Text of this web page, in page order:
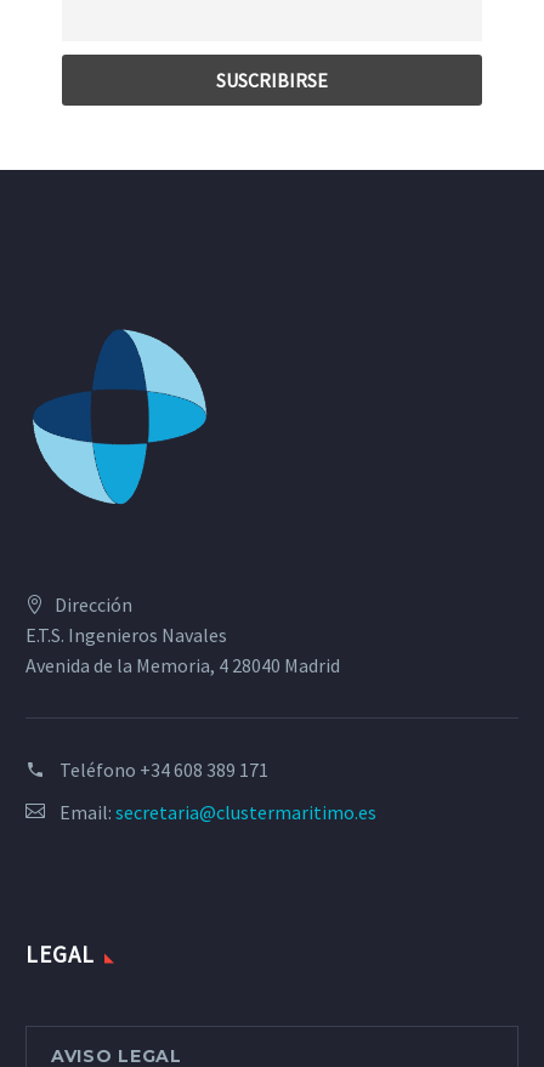
Dirección
E.T.S. Ingenieros Navales
Avenida de la Memoria, 4 28040 Madrid
Teléfono +34 608 389 171
Email: secretaria@clustermaritimo.es
LEGAL
AVISO LEGAL